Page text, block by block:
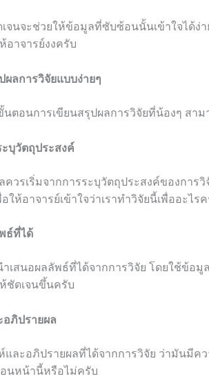
จนจะช่วยให้ข้อมูลที่ซับซ้อนนั้นเข้าใจได้ง่
อาจารย์งงครับ
ผลการวิจัยแบบง่ายๆ
ตอนการเขียนสรุปผลการวิจัยที่น้องๆ สาม
ะบุวัตถุประสงค์
ควรเริ่มจากการระบุวัตถุประสงค์ของการ
ให้อาจารย์เข้าใจว่าเราทำวิจัยนี้เพื่ออะไร
ธ์ที่ได้
เสนอผลลัพธ์ที่ได้จากการวิจัย โดยใช้ข้อมู
ชัดเจนขึ้นครับ
อภิปรายผล
และอภิปรายผลที่ได้จากการวิจัย ว่ามันมี
นหน้านี้หรือไม่ครับ